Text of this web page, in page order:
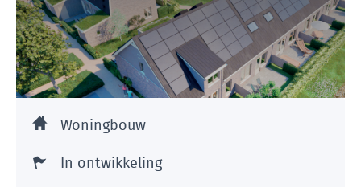
Woningbouw
In ontwikkeling